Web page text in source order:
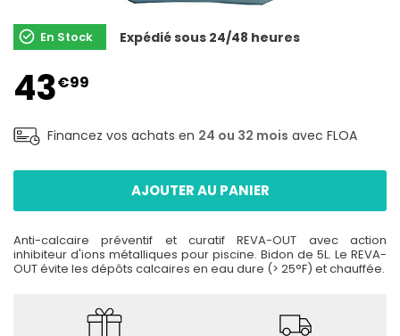
En Stock Expédié sous 24/48 heures
43€99
Financez vos achats en 24 ou 32 mois avec FLOA
AJOUTER AU PANIER
Anti-calcaire préventif et curatif REVA-OUT avec action
inhibiteur d'ions métalliques pour piscine. Bidon de 5L. Le REVA-
OUT évite les dépôts calcaires en eau dure (> 25°F) et chauffée.